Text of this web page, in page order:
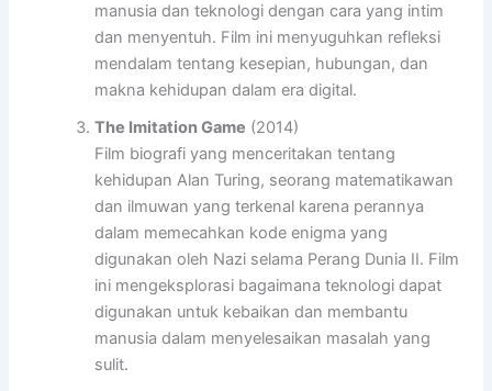
manusia dan teknologi dengan cara yang intim
dan menyentuh. Film ini menyuguhkan refleksi
mendalam tentang kesepian, hubungan, dan
makna kehidupan dalam era digital.
The Imitation Game (2014)
Film biografi yang menceritakan tentang
kehidupan Alan Turing, seorang matematikawan
dan ilmuwan yang terkenal karena perannya
dalam memecahkan kode enigma yang
digunakan oleh Nazi selama Perang Dunia II. Film
ini mengeksplorasi bagaimana teknologi dapat
digunakan untuk kebaikan dan membantu
manusia dalam menyelesaikan masalah yang
sulit.